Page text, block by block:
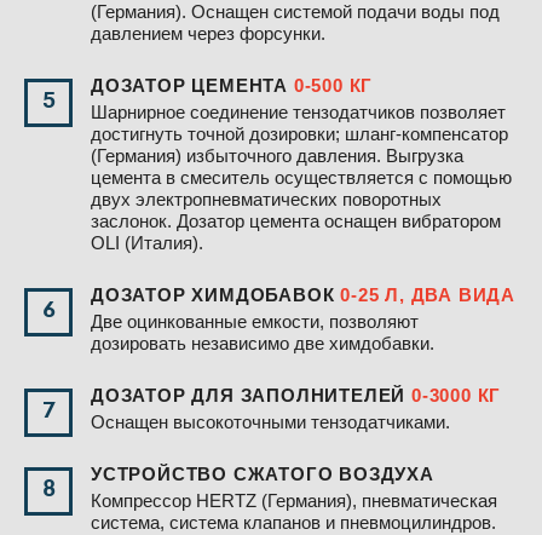
(Германия). Оснащен системой подачи воды под
давлением через форсунки.
5
ДОЗАТОР ЦЕМЕНТА 0-500 КГ
Шарнирное соединение тензодатчиков позволяет
достигнуть точной дозировки; шланг-компенсатор
(Германия) избыточного давления. Выгрузка
цемента в смеситель осуществляется с помощью
двух электропневматических поворотных
заслонок. Дозатор цемента оснащен вибратором
OLI (Италия).
6
ДОЗАТОР ХИМДОБАВОК0-25 Л, ДВА ВИДА
Две оцинкованные емкости, позволяют
дозировать независимо две химдобавки.
7
ДОЗАТОР ДЛЯ ЗАПОЛНИТЕЛЕЙ0-3000 КГ
Оснащен высокоточными тензодатчиками.
8
УСТРОЙСТВО СЖАТОГО ВОЗДУХА
Компрессор HERTZ (Германия), пневматическая
система, система клапанов и пневмоцилиндров.